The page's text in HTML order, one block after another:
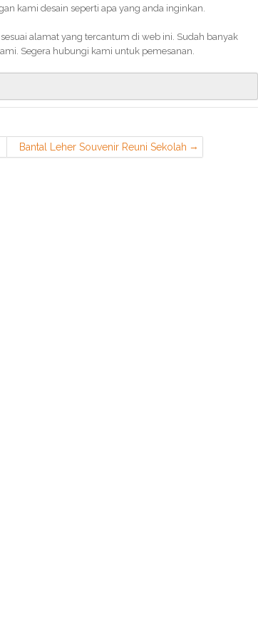
kami desain seperti apa yang anda inginkan.
alamat yang tercantum di web ini. Sudah banyak
Segera hubungi kami untuk pemesanan.
Bantal Leher Souvenir Reuni Sekolah
di Cimanggis Depok